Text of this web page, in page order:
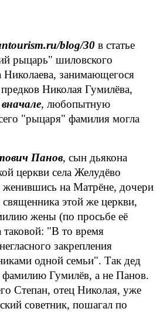
blog/30 в статье
рыцарь" шиловского
Николаева, занимающегося
Николая Гумилёва,
вначале, любопытную
"рыцаря" фамилия могла
Панов, сын дьякона
церкви села Желудёво
на Матрёне, дочери
священника этой же церкви,
жены (по просьбе её
"В то время
закрепления
одной семьи". Так дед
фамилию Гумилёв, а не Панов.
Степан, отец Николая, уже
советник, пошагал по